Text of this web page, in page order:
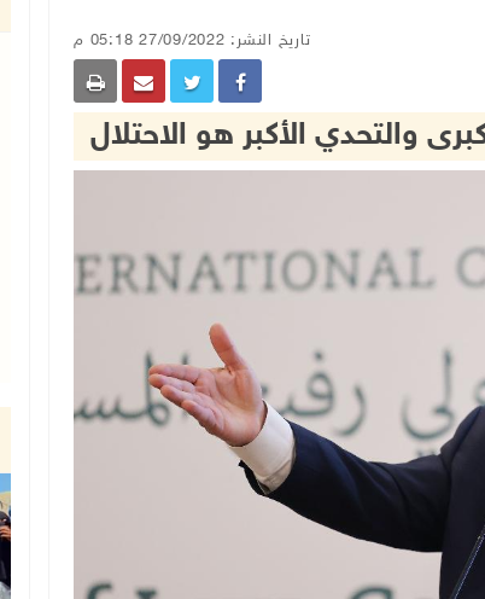
تاريخ النشر: 27/09/2022 05:18 م
والتحدي الأكبر هو الاحتلال